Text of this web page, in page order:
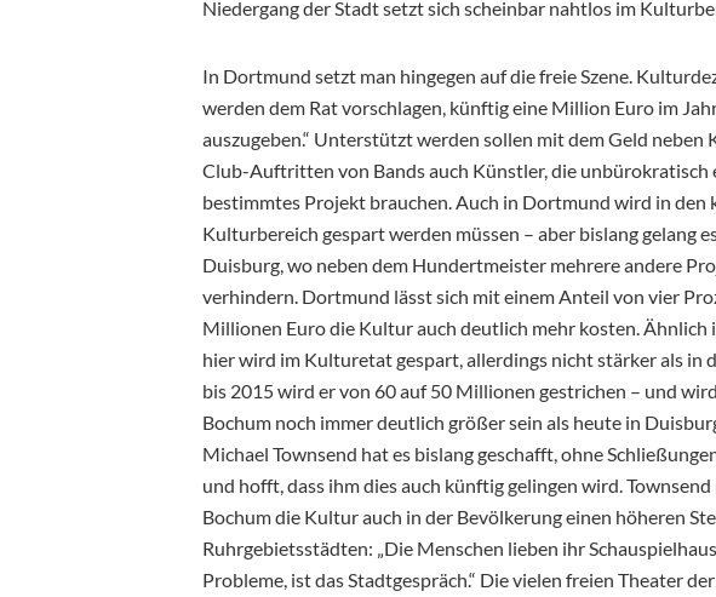
Niedergang der Stadt setzt sich scheinbar nahtlos im
In Dortmund setzt man hingegen auf die freie Szene.
werden dem Rat vorschlagen, künftig eine Million Euro im
auszugeben.“ Unterstützt werden sollen mit dem Geld
Club-Auftritten von Bands auch Künstler, die unbürokratisch
bestimmtes Projekt brauchen. Auch in Dortmund wird in den
Kulturbereich gespart werden müssen – aber bislang gelang
Duisburg, wo neben dem Hundertmeister mehrere andere
verhindern. Dortmund lässt sich mit einem Anteil von vier
Millionen Euro die Kultur auch deutlich mehr kosten. Ähnlich
hier wird im Kulturetat gespart, allerdings nicht stärker als in
bis 2015 wird er von 60 auf 50 Millionen gestrichen – und
Bochum noch immer deutlich größer sein als heute in
Michael Townsend hat es bislang geschafft, ohne
und hofft, dass ihm dies auch künftig gelingen wird.
Bochum die Kultur auch in der Bevölkerung einen höheren
Ruhrgebietsstädten: „Die Menschen lieben ihr
Probleme, ist das Stadtgespräch.“ Die vielen freien Theater